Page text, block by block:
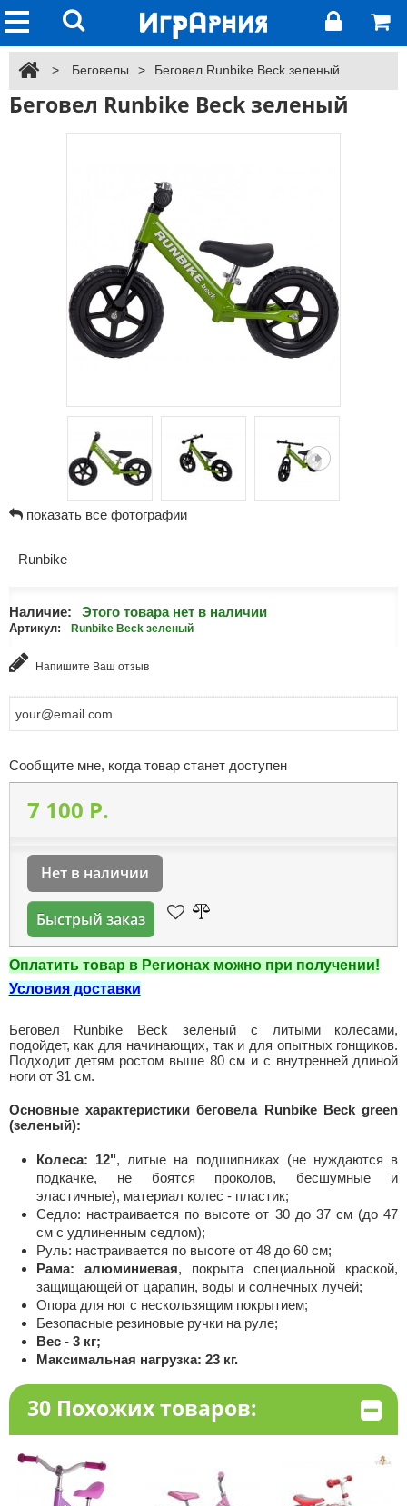
> Беговелы > Беговел Runbike Beck зеленый
Беговел Runbike Beck зеленый
показать все фотографии
Runbike
Наличие: Этого товара нет в наличии
Артикул: Runbike Beck зеленый
Напишите Ваш отзыв
Сообщите мне, когда товар станет доступен
7 100 P.
Нет в наличии
Быстрый заказ
Оплатить товар в Регионах можно при получении!
Условия доставки
Беговел Runbike Beck зеленый с литыми колесами,
подойдет, как для начинающих, так и для опытных гонщиков.
Подходит детям ростом выше 80 см и с внутренней длиной
ноги от 31 см.
Основные характеристики беговела Runbike Beck green
(зеленый):
Колеса: 12", литые на подшипниках (не нуждаются в
подкачке, не боятся проколов, бесшумные и
эластичные), материал колес - пластик;
Седло: настраивается по высоте от 30 до 37 см (до 47
см с удлиненным седлом);
Руль: настраивается по высоте от 48 до 60 см;
Рама: алюминиевая, покрыта специальной краской,
защищающей от царапин, воды и солнечных лучей;
Опора для ног с нескользящим покрытием;
Безопасные резиновые ручки на руле;
Вес - 3 кг;
Максимальная нагрузка: 23 кг.
30 Похожих товаров: